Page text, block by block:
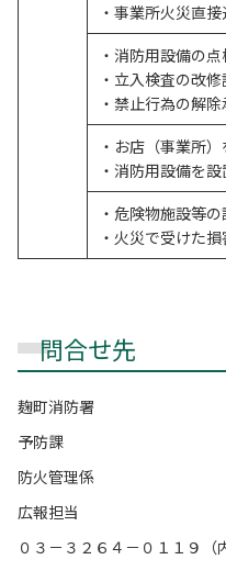
・事業所火災直
・消防用設備の
・立入検査の改
・禁止行為の解
・お店（事業所
・消防用設備を
・危険物施設等
・火災で受けた
問合せ先
麹町消防署
予防課
防火管理係
広報担当
０３－３２６４－０１１９（